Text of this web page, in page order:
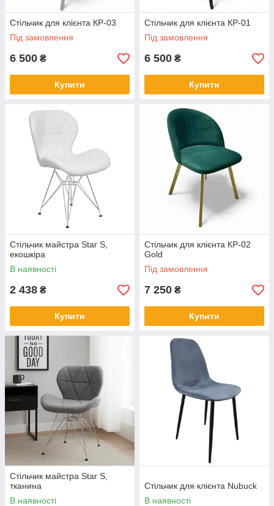
Стільчик для клієнта КР-03
Під замовлення
6 500 ₴
Купити
Стільчик для клієнта КР-01
Під замовлення
6 500 ₴
Купити
Стільчик майстра Star S,
екошкіра
В наявності
2 438 ₴
Купити
Стільчик для клієнта КР-02
Gold
Під замовлення
7 250 ₴
Купити
Стільчик майстра Star S,
тканина
В наявності
Стільчик для клієнта Nubuck
В наявності